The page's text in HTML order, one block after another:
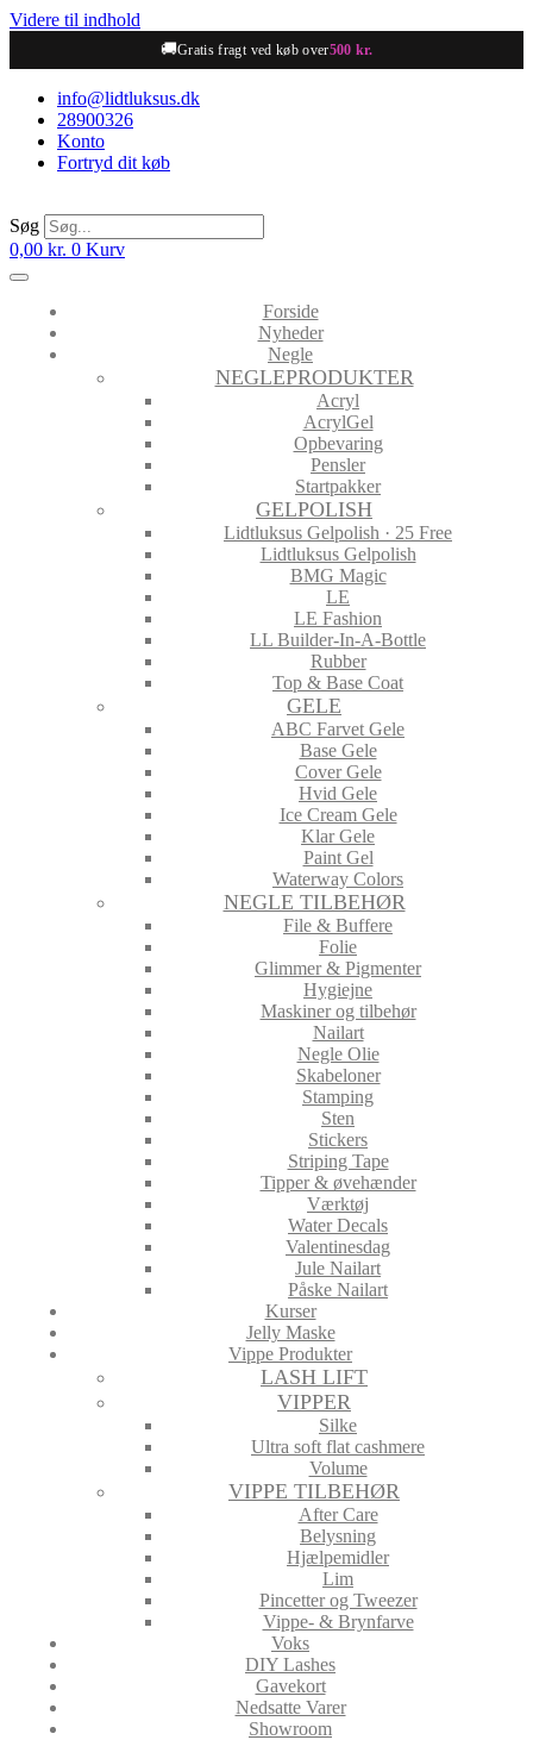
Videre til indhold
🚚Gratis fragt ved køb over500 kr.
info@lidtluksus.dk
28900326
Konto
Fortryd dit køb
Søg
0,00 kr. 0 Kurv
Forside
Nyheder
Negle
NEGLEPRODUKTER
Acryl
AcrylGel
Opbevaring
Pensler
Startpakker
GELPOLISH
Lidtluksus Gelpolish · 25 Free
Lidtluksus Gelpolish
BMG Magic
LE
LE Fashion
LL Builder-In-A-Bottle
Rubber
Top & Base Coat
GELE
ABC Farvet Gele
Base Gele
Cover Gele
Hvid Gele
Ice Cream Gele
Klar Gele
Paint Gel
Waterway Colors
NEGLE TILBEHØR
File & Buffere
Folie
Glimmer & Pigmenter
Hygiejne
Maskiner og tilbehør
Nailart
Negle Olie
Skabeloner
Stamping
Sten
Stickers
Striping Tape
Tipper & øvehænder
Værktøj
Water Decals
Valentinesdag
Jule Nailart
Påske Nailart
Kurser
Jelly Maske
Vippe Produkter
LASH LIFT
VIPPER
Silke
Ultra soft flat cashmere
Volume
VIPPE TILBEHØR
After Care
Belysning
Hjælpemidler
Lim
Pincetter og Tweezer
Vippe- & Brynfarve
Voks
DIY Lashes
Gavekort
Nedsatte Varer
Showroom